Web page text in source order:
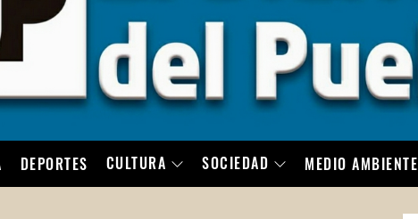
DEPORTES CULTURA SOCIEDAD MEDIO AMBIENTE